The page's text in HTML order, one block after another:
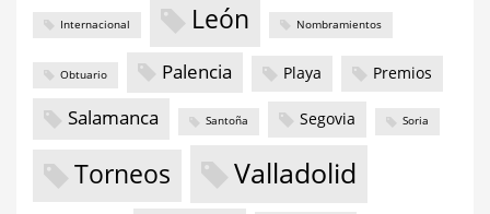
Internacional León Nombramientos
Obtuario Palencia Playa Premios
Salamanca Santoña Segovia Soria
Torneos Valladolid